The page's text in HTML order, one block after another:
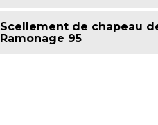
Scellement de chapeau
Ramonage 95